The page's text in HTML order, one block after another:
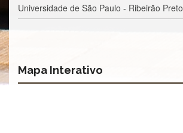
Universidade de São Paulo - Ribeirão Preto
Mapa Interativo